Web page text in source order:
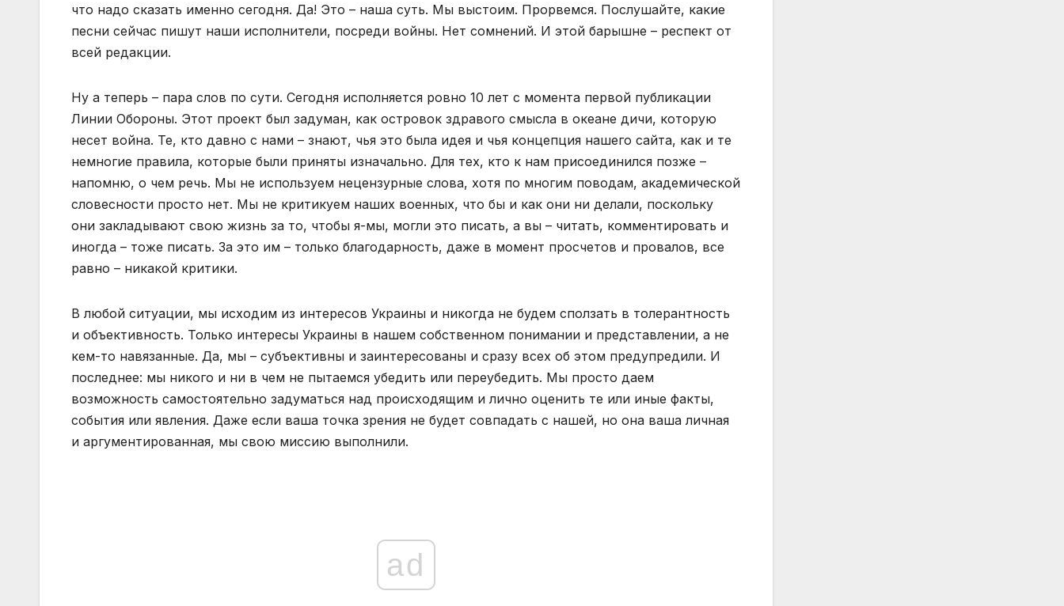
что надо сказать именно сегодня. Да! Это – наша суть. Мы выстоим. Прорвемся. Послушайте, какие
песни сейчас пишут наши исполнители, посреди войны. Нет сомнений. И этой барышне – респект от
всей редакции.
Ну а теперь – пара слов по сути. Сегодня исполняется ровно 10 лет с момента первой публикации
Линии Обороны. Этот проект был задуман, как островок здравого смысла в океане дичи, которую
несет война. Те, кто давно с нами – знают, чья это была идея и чья концепция нашего сайта, как и те
немногие правила, которые были приняты изначально. Для тех, кто к нам присоединился позже –
напомню, о чем речь. Мы не используем нецензурные слова, хотя по многим поводам, академической
словесности просто нет. Мы не критикуем наших военных, что бы и как они ни делали, поскольку
они закладывают свою жизнь за то, чтобы я-мы, могли это писать, а вы – читать, комментировать и
иногда – тоже писать. За это им – только благодарность, даже в момент просчетов и провалов, все
равно – никакой критики.
В любой ситуации, мы исходим из интересов Украины и никогда не будем сползать в толерантность
и объективность. Только интересы Украины в нашем собственном понимании и представлении, а не
кем-то навязанные. Да, мы – субъективны и заинтересованы и сразу всех об этом предупредили. И
последнее: мы никого и ни в чем не пытаемся убедить или переубедить. Мы просто даем
возможность самостоятельно задуматься над происходящим и лично оценить те или иные факты,
события или явления. Даже если ваша точка зрения не будет совпадать с нашей, но она ваша личная
и аргументированная, мы свою миссию выполнили.
ad